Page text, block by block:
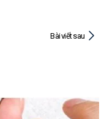
Bài viết sau